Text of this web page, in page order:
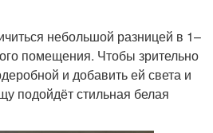
небольшой разницей в 1–
помещения. Чтобы зрительно
и добавить ей света и
подойдёт стильная белая